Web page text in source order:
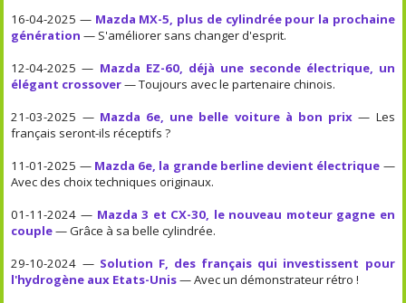
16-04-2025 — Mazda MX-5, plus de cylindrée pour la prochaine
génération — S'améliorer sans changer d'esprit.
12-04-2025 — Mazda EZ-60, déjà une seconde électrique, un
élégant crossover— Toujours avec le partenaire chinois.
21-03-2025 — Mazda 6e, une belle voiture à bon prix — Les
français seront-ils réceptifs ?
11-01-2025 — Mazda 6e, la grande berline devient électrique —
Avec des choix techniques originaux.
01-11-2024 — Mazda 3 et CX-30, le nouveau moteur gagne en
couple— Grâce à sa belle cylindrée.
29-10-2024 — Solution F, des français qui investissent pour
l'hydrogène aux Etats-Unis— Avec un démonstrateur rétro !